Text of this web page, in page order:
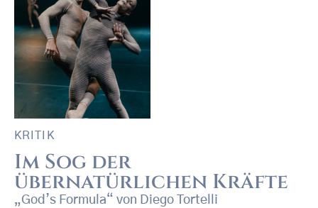
KRITIK
Im Sog der
übernatürlichen Kräfte
„God’s Formula“ von Diego Tortelli